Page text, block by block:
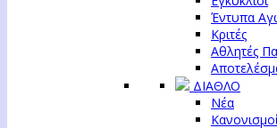
Έντυπα
Κριτές
Αθλητές
ΔΙΑΘΛΟ
Νέα